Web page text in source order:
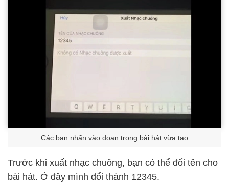
Các bạn nhấn vào đoạn trong bài hát vừa tạo
Trước khi xuất nhạc chuông, bạn có thể đổi tên cho
bài hát. Ở đây mình đổi thành 12345.